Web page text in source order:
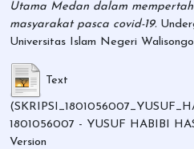
Utama Medan dalam
masyarakat pasca covid-19.
Universitas Islam Negeri
Text
1801056007 - YUSUF HABIBI
Version